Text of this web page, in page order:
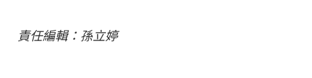
責任編輯：孫立婷